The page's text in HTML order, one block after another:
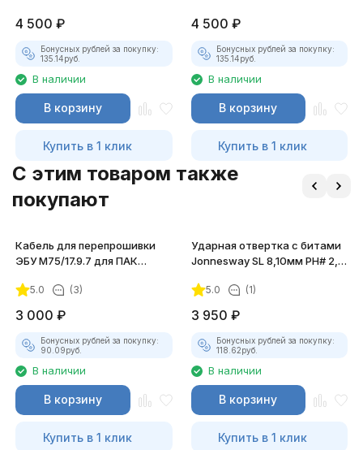
4 500 ₽
Бонусных рублей за покупку:
135.14руб.
В наличии
В корзину
Купить в 1 клик
4 500 ₽
Бонусных рублей за покупку:
135.14руб.
В наличии
В корзину
Купить в 1 клик
C этим товаром также
покупают
Кабель для перепрошивки
ЭБУ М75/17.9.7 для ПАК
5.0 (3)
3 000 ₽
Бонусных рублей за покупку:
90.09руб.
В наличии
В корзину
Купить в 1 клик
Ударная отвертка с битами
Jonnesway SL 8,10мм PH# 2,3
5.0 (1)
3 950 ₽
Бонусных рублей за покупку:
118.62руб.
В наличии
В корзину
Купить в 1 клик